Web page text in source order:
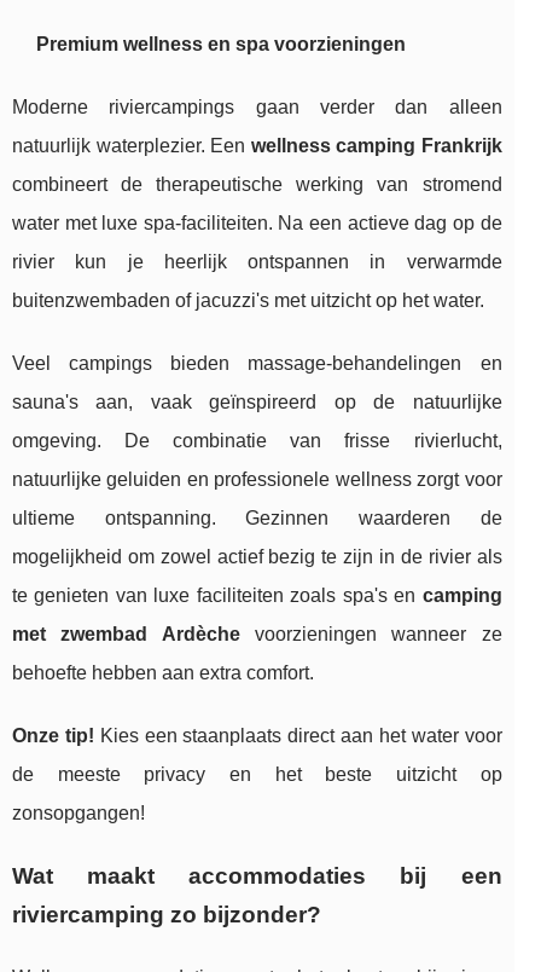
Premium wellness en spa voorzieningen
Moderne riviercampings gaan verder dan alleen
natuurlijk waterplezier. Een wellness camping Frankrijk
combineert de therapeutische werking van stromend
water met luxe spa-faciliteiten. Na een actieve dag op de
rivier kun je heerlijk ontspannen in verwarmde
buitenzwembaden of jacuzzi's met uitzicht op het water.
Veel campings bieden massage-behandelingen en
sauna's aan, vaak geïnspireerd op de natuurlijke
omgeving. De combinatie van frisse rivierlucht,
natuurlijke geluiden en professionele wellness zorgt voor
ultieme ontspanning. Gezinnen waarderen de
mogelijkheid om zowel actief bezig te zijn in de rivier als
te genieten van luxe faciliteiten zoals spa's en camping
met zwembad Ardèchevoorzieningen wanneer ze
behoefte hebben aan extra comfort.
Onze tip! Kies een staanplaats direct aan het water voor
de meeste privacy en het beste uitzicht op
zonsopgangen!
Wat maakt accommodaties bij een
riviercamping zo bijzonder?